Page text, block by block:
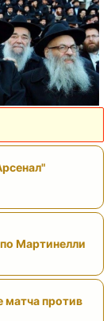
Мартинелли
матча против